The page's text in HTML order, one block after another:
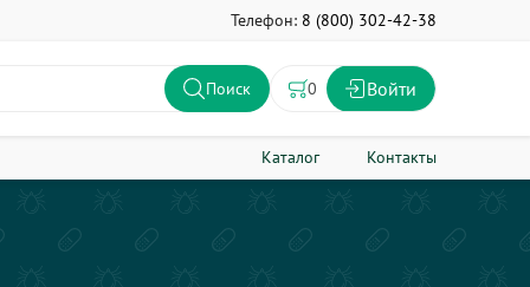
Телефон: 8 (800) 302-42-38
Поиск 0 Войти
Каталог Контакты